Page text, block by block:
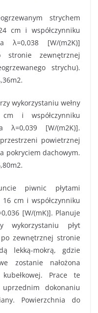
strychem
cm i współczynniku
λ=0,038 [W/(m2K)]
stronie zewnętrznej
strychu).
wykorzystaniu wełny
i współczynniku
λ=0,039 [W/(m2K)].
powietrznej
pokryciem dachowym.
piwnic płytami
cm i współczynniku
[W/(mK)]. Planuje
wykorzystaniu płyt
zewnętrznej stronie
lekką-mokrą, gdzie
zostanie nałożona
Prace te
dokonaniu
Powierzchnia do